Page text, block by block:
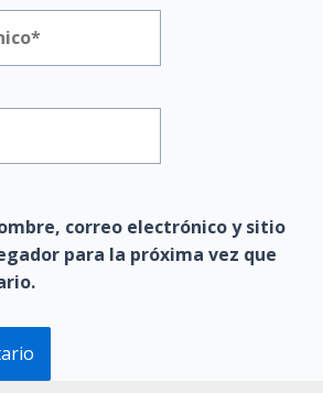
correo electrónico y sitio
para la próxima vez que